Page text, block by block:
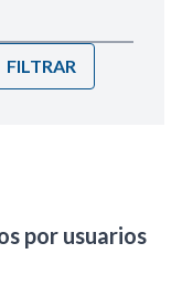
FILTRAR
por usuarios